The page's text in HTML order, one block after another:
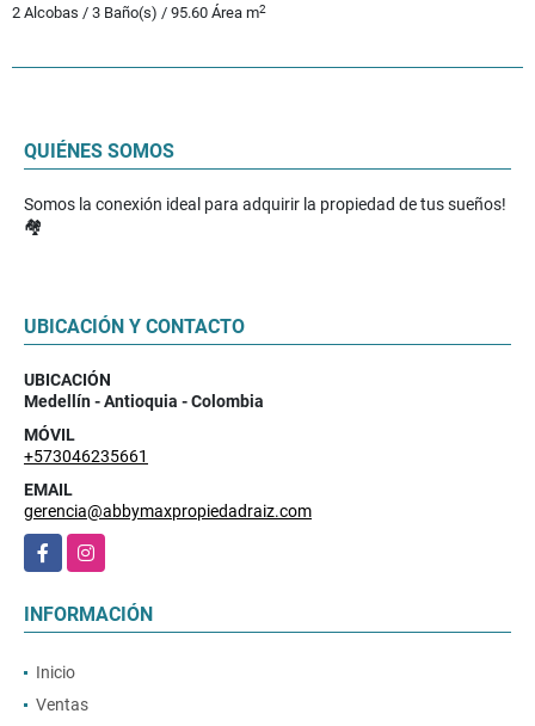
2 Alcobas / 3 Baño(s) / 95.60 Área m2
QUIÉNES SOMOS
Somos la conexión ideal para adquirir la propiedad de tus sueños!
🏘️
UBICACIÓN Y CONTACTO
UBICACIÓN
Medellín - Antioquia - Colombia
MÓVIL
+573046235661
EMAIL
gerencia@abbymaxpropiedadraiz.com
FacebookInstagram
INFORMACIÓN
Inicio
Ventas